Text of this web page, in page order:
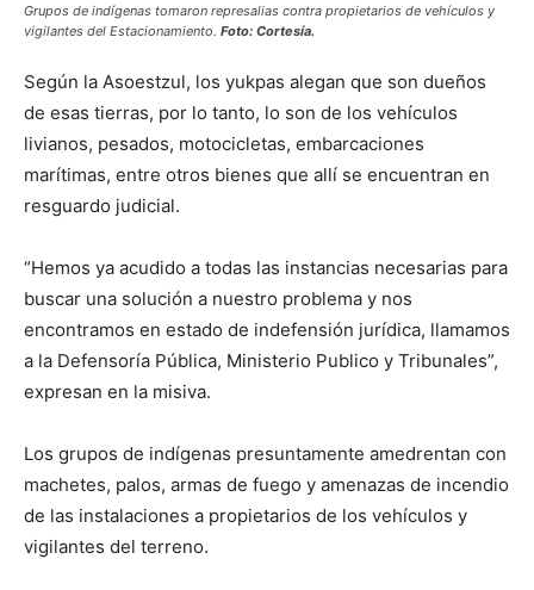
Grupos de indígenas tomaron represalias contra propietarios de vehículos y
vigilantes del Estacionamiento. Foto: Cortesía.
Según la Asoestzul, los yukpas alegan que son dueños
de esas tierras, por lo tanto, lo son de los vehículos
livianos, pesados, motocicletas, embarcaciones
marítimas, entre otros bienes que allí se encuentran en
resguardo judicial.
“Hemos ya acudido a todas las instancias necesarias para
buscar una solución a nuestro problema y nos
encontramos en estado de indefensión jurídica, llamamos
a la Defensoría Pública, Ministerio Publico y Tribunales”,
expresan en la misiva.
Los grupos de indígenas presuntamente amedrentan con
machetes, palos, armas de fuego y amenazas de incendio
de las instalaciones a propietarios de los vehículos y
vigilantes del terreno.